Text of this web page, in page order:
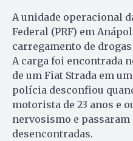
A unidade operacional
Federal (PRF) em
carregamento de
A carga foi encontrada
de um Fiat Strada em
polícia desconfiou
motorista de 23 anos e
nervosismo e
desencontradas.